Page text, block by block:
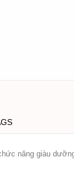
năng giàu